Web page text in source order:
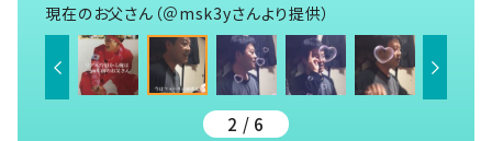
現在のお父さん（＠msk3yさんより提供）
2 / 6